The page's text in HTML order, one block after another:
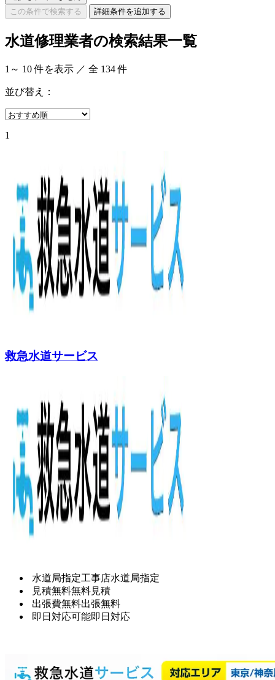
この条件で検索する
詳細条件を追加する
水道修理業者の検索結果一覧
1 ～ 10 件を表示 ／ 全 134件
並び替え：
1
救急水道サービス
水道局指定工事店水道局指定
見積無料無料見積
出張費無料出張無料
即日対応可能即日対応